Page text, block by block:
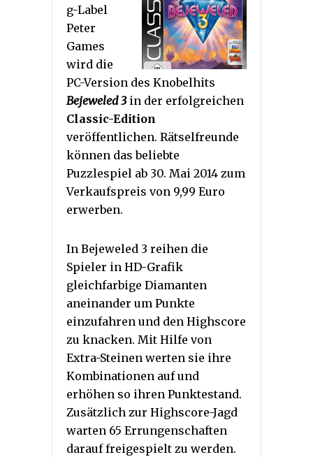
g-Label
Peter
Games
wird die
PC-Version des Knobelhits
Bejeweled 3in der erfolgreichen
Classic-Edition
veröffentlichen. Rätselfreunde
können das beliebte
Puzzlespiel ab 30. Mai 2014 zum
Verkaufspreis von 9,99 Euro
erwerben.
In Bejeweled 3 reihen die
Spieler in HD-Grafik
gleichfarbige Diamanten
aneinander um Punkte
einzufahren und den Highscore
zu knacken. Mit Hilfe von
Extra-Steinen werten sie ihre
Kombinationen auf und
erhöhen so ihren Punktestand.
Zusätzlich zur Highscore-Jagd
warten 65 Errungenschaften
darauf freigespielt zu werden.